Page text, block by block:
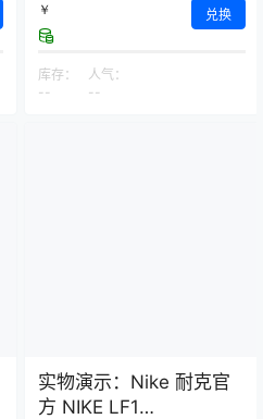
￥ 兑换
库存：
--
人气：
--
实物演示：Nike 耐克官
方 NIKE LF1